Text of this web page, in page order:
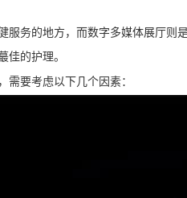
服务的地方，而数字多媒体展厅
佳的护理。
需要考虑以下几个因素：